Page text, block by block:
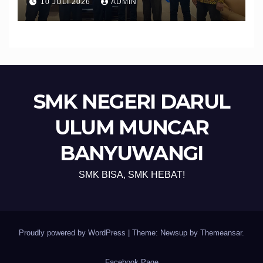
Edukasi dan Perlindungan
Calon Pekerja Migran
SMK NEGERI DARUL
ULUM MUNCAR
BANYUWANGI
SMK BISA, SMK HEBAT!
Proudly powered by WordPress | Theme: Newsup by Themeansar.